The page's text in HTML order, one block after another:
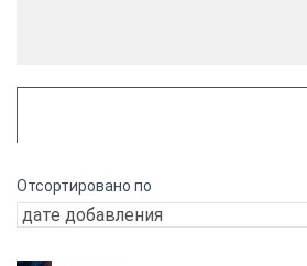
Отсортировано по